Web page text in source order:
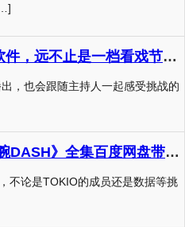
极致挑战！《铁腕DASH》在哪个软件，远不止是一档看戏节目。
，也会跟随主持人一起感受挑战的
梦幻乐团TOKIO的奇妙冒险，《铁腕DASH》全集百度网盘带你飞越挑战极限
不论是TOKIO的成员还是数据等挑